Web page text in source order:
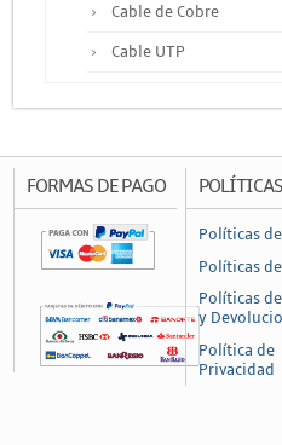
Cable de Cobre
Cable UTP
Accesorios
Cajas de Distribución
Canaleta
Conduit
Ducto de PVC
FORMAS DE PAGO POLÍTICAS
Políticas
Políticas
Políticas
y
Política de
Privacidad